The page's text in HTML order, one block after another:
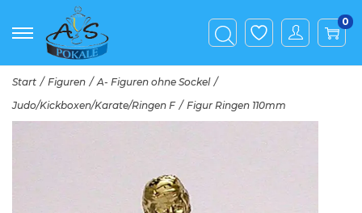
0
Start / Figuren / A- Figuren ohne Sockel /
Judo/Kickboxen/Karate/Ringen F / Figur Ringen 110mm